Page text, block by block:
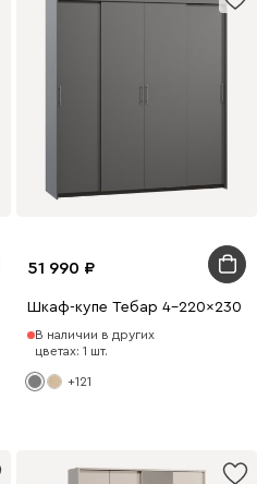
2 зеркала
51 990
Шкаф-купе Тебар 4-220x230
В наличии в других
цветах: 1 шт.
+121